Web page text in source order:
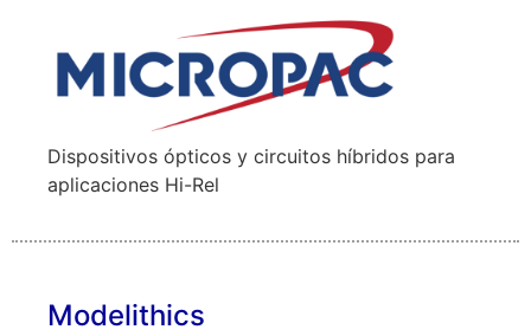
Dispositivos ópticos y circuitos híbridos para
aplicaciones Hi-Rel
Modelithics